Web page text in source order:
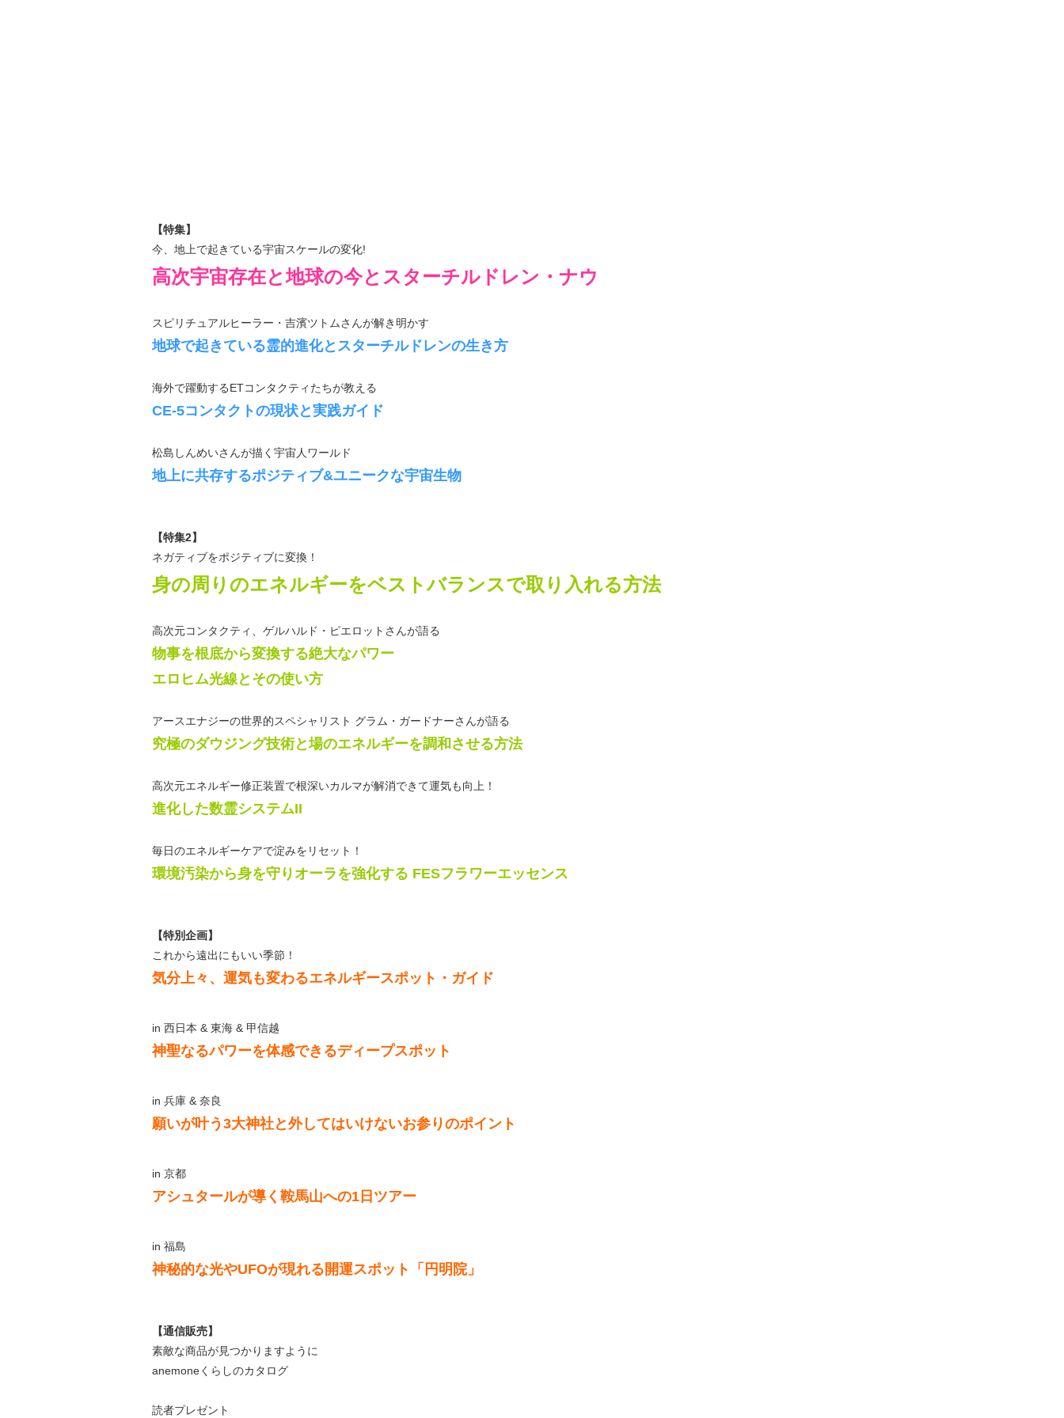
【特集】
今、地上で起きている宇宙スケールの変化!
高次宇宙存在と地球の今とスターチルドレン・ナウ
スピリチュアルヒーラー・吉濱ツトムさんが解き明かす
地球で起きている霊的進化とスターチルドレンの生き方
海外で躍動するETコンタクティたちが教える
CE-5コンタクトの現状と実践ガイド
松島しんめいさんが描く宇宙人ワールド
地上に共存するポジティブ&ユニークな宇宙生物
【特集2】
ネガティブをポジティブに変換！
身の周りのエネルギーをベストバランスで取り入れる方法
高次元コンタクティ、ゲルハルド・ピエロットさんが語る
物事を根底から変換する絶大なパワー
エロヒム光線とその使い方
アースエナジーの世界的スペシャリスト グラム・ガードナーさんが語る
究極のダウジング技術と場のエネルギーを調和させる方法
高次元エネルギー修正装置で根深いカルマが解消できて運気も向上！
進化した数霊システムII
毎日のエネルギーケアで淀みをリセット！
環境汚染から身を守りオーラを強化する FESフラワーエッセンス
【特別企画】
これから遠出にもいい季節！
気分上々、運気も変わるエネルギースポット・ガイド
in 西日本 & 東海 & 甲信越
神聖なるパワーを体感できるディープスポット
in 兵庫 & 奈良
願いが叶う3大神社と外してはいけないお参りのポイント
in 京都
アシュタールが導く鞍馬山への1日ツアー
in 福島
神秘的な光やUFOが現れる開運スポット「円明院」
【通信販売】
素敵な商品が見つかりますように
anemoneくらしのカタログ
読者プレゼント